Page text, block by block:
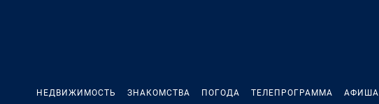
НЕДВИЖИМОСТЬ ЗНАКОМСТВА ПОГОДА ТЕЛЕПРОГРАММА АФИША